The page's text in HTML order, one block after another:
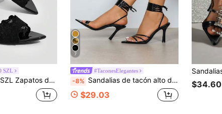
SZL
punta sexy, encaje negro elegante, sandalias tipo mule, populares para fiesta de graduación, tacones altos
7
#TaconesElegantes
-8% Sandalias de tacón alto de aguja con punta puntiaguda y punta abierta en color negro para mujer, elegantes, de moda y versátiles para fiestas de noche y uso casual
$29.03
$34.60